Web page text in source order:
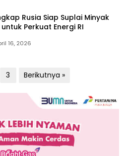
Rusia Siap Suplai Minyak
untuk Perkuat Energi RI
16, 2026
3 Berikutnya »